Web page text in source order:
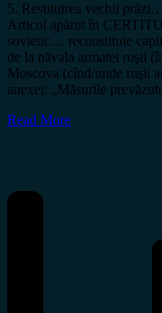
5. Restituirea vechii
Articol apărut în
sovietic… reconstituie
de la năvala armatei roşii
Moscova (cînd/unde ruşii
anexei: „Măsurile
Read More